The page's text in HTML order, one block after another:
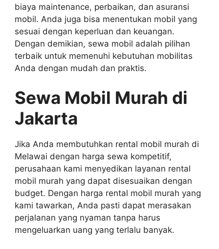
biaya maintenance, perbaikan, dan asuransi
mobil. Anda juga bisa menentukan mobil yang
sesuai dengan keperluan dan keuangan.
Dengan demikian, sewa mobil adalah pilihan
terbaik untuk memenuhi kebutuhan mobilitas
Anda dengan mudah dan praktis.
Sewa Mobil Murah di
Jakarta
Jika Anda membutuhkan rental mobil murah di
Melawai dengan harga sewa kompetitif,
perusahaan kami menyedikan layanan rental
mobil murah yang dapat disesuaikan dengan
budget. Dengan harga rental mobil murah yang
kami tawarkan, Anda pasti dapat merasakan
perjalanan yang nyaman tanpa harus
mengeluarkan uang yang terlalu banyak.